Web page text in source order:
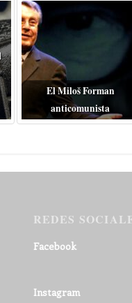
El Miloš Forman
anticomunista
REDES
Facebook
Instagram